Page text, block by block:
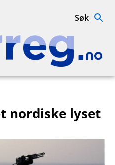
Interreg.no
Søk
nordiske lyset